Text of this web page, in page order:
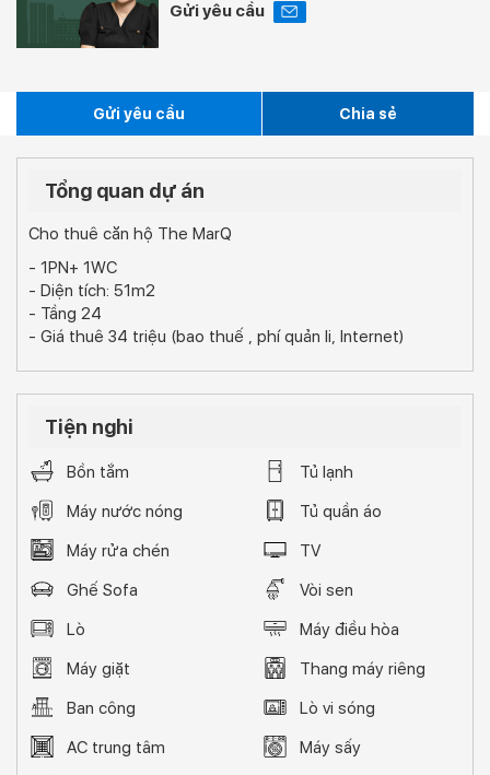
Gửi yêu cầu
Gửi yêu cầu Chia sẻ
Tổng quan dự án
Cho thuê căn hộ The MarQ
- 1PN+ 1WC
- Diện tích: 51m2
- Tầng 24
- Giá thuê 34 triệu (bao thuế , phí quản li, Internet)
Tiện nghi
Bồn tắm
Tủ lạnh
Máy nước nóng
Tủ quần áo
Máy rửa chén
TV
Ghế Sofa
Vòi sen
Lò
Máy điều hòa
Máy giặt
Thang máy riêng
Ban công
Lò vi sóng
AC trung tâm
Máy sấy